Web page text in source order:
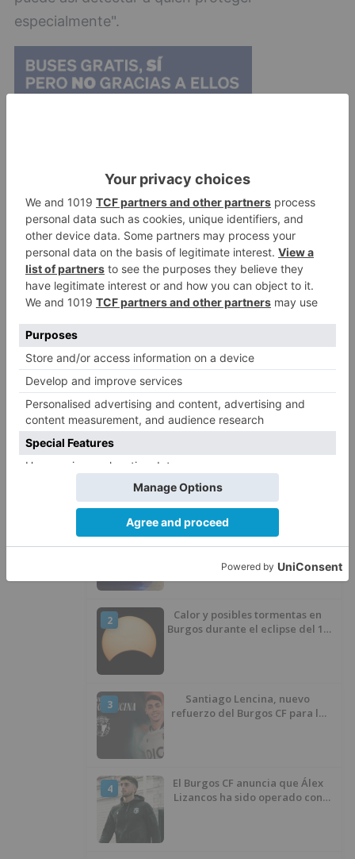
especialmente".
Pedro de la Fuente reitera "la necesidad de
respetar los horarios para hacer deporte y
pasear, ya que están establecidos para proteger
a los más vulnerables, como nuestros mayores".
pedro fuente relajación ciudadanía
pone
riesgo
buena progresión epidemiológica actual
LO + VISTO
1
Detienen a un joven de 27 años
por el robo de cableado y por
atentado contra los agentes
2
Calor y posibles tormentas en
Burgos durante el eclipse del 12
3
Santiago Lencina, nuevo
refuerzo del Burgos CF para la
4
El Burgos CF anuncia que Álex
Lizancos ha sido operado con